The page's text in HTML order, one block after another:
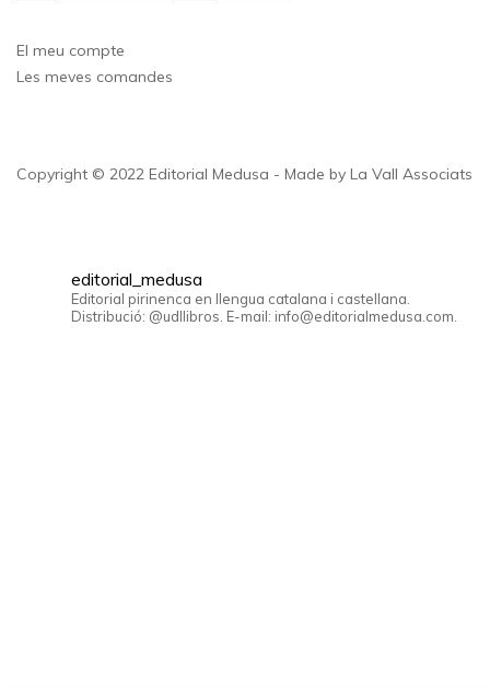
El meu compte
Les meves comandes
Copyright © 2022 Editorial Medusa - Made by La Vall Associats
editorial_medusa
Editorial pirinenca en llengua catalana i castellana.
Distribució: @udllibros. E-mail: info@editorialmedusa.com.